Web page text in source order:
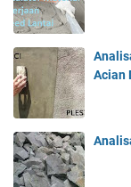
Acian